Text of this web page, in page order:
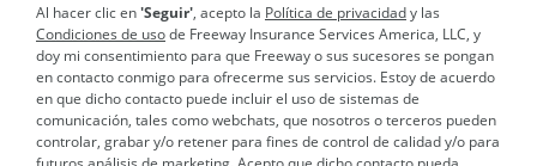
Al hacer clic en'Seguir', acepto la Política de privacidady las
Condiciones de usode Freeway Insurance Services America, LLC, y
doy mi consentimiento para que Freeway o sus sucesores se pongan
en contacto conmigo para ofrecerme sus servicios. Estoy de acuerdo
en que dicho contacto puede incluir el uso de sistemas de
comunicación, tales como webchats, que nosotros o terceros pueden
controlar, grabar y/o retener para fines de control de calidad y/o para